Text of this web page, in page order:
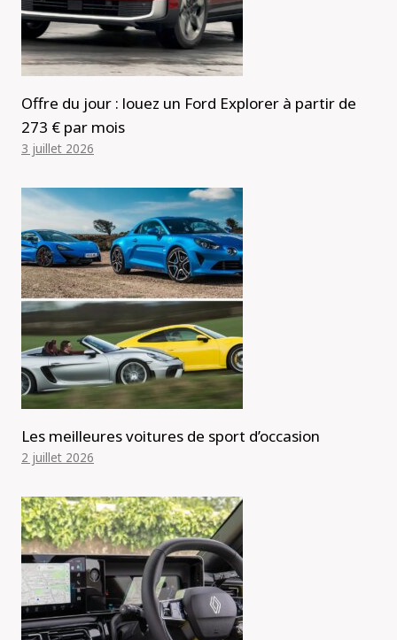
Offre du jour : louez un Ford Explorer à partir de
273 € par mois
3 juillet 2026
Les meilleures voitures de sport d’occasion
2 juillet 2026